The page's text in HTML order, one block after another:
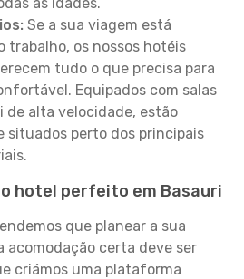
Se a sua viagem está
trabalho, os nossos hotéis
tudo o que precisa para
Equipados com salas
de alta velocidade, estão
situados perto dos principais
hotel perfeito em Basauri
que planear a sua
acomodação certa deve ser
criámos uma plataforma